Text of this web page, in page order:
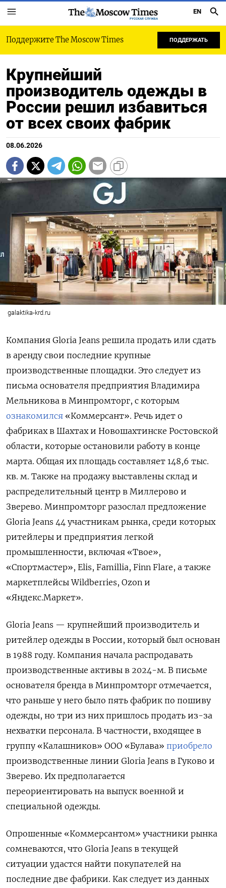
РУССКАЯ СЛУЖБА
EN
Поддержите The Moscow Times ПОДДЕРЖАТЬ
Крупнейший
производитель одежды в
России решил избавиться
от всех своих фабрик
08.06.2026
galaktika-krd.ru
Компания Gloria Jeans решила продать или сдать
в аренду свои последние крупные
производственные площадки. Это следует из
письма основателя предприятия Владимира
Мельникова в Минпромторг, с которым
ознакомился «Коммерсант». Речь идет о
фабриках в Шахтах и Новошахтинске Ростовской
области, которые остановили работу в конце
марта. Общая их площадь составляет 148,6 тыс.
кв. м. Также на продажу выставлены склад и
распределительный центр в Миллерово и
Зверево. Минпромторг разослал предложение
Gloria Jeans 44 участникам рынка, среди которых
ритейлеры и предприятия легкой
промышленности, включая «Твое»,
«Спортмастер», Elis, Famillia, Finn Flare, а также
маркетплейсы Wildberries, Ozon и
«Яндекс.Маркет».
Gloria Jeans — крупнейший производитель и
ритейлер одежды в России, который был основан
в 1988 году. Компания начала распродавать
производственные активы в 2024-м. В письме
основателя бренда в Минпромторг отмечается,
что раньше у него было пять фабрик по пошиву
одежды, но три из них пришлось продать из-за
нехватки персонала. В частности, входящее в
группу «Калашников» ООО «Булава» приобрело
производственные линии Gloria Jeans в Гуково и
Зверево. Их предполагается
переориентировать на выпуск военной и
специальной одежды.
Опрошенные «Коммерсантом» участники рынка
сомневаются, что Gloria Jeans в текущей
ситуации удастся найти покупателей на
последние две фабрики. Как следует из данных